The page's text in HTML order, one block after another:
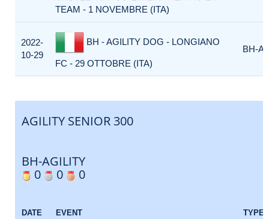
TEAM - 1 NOVEMBRE (ITA)
2022-
10-29
BH - AGILITY DOG - LONGIANO
FC - 29 OTTOBRE (ITA)
BH-
AGILITY SENIOR 300
BH-AGILITY
0
0 0
DATE EVENT TYPE